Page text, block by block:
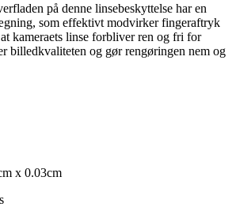
på denne linsebeskyttelse har en
som effektivt modvirker fingeraftryk
kameraets linse forbliver ren og fri for
billedkvaliteten og gør rengøringen nem og
x 0.03cm